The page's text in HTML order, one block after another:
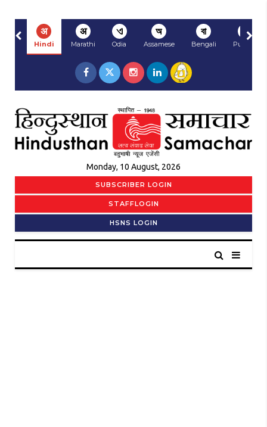
अ
Hindi
अ
Marathi
ଏ
Odia
অ
Assamese
বা
Bengali
ਅ
Punjabi
Monday, 10 August, 2026
SUBSCRIBER LOGIN
STAFFLOGIN
HSNS LOGIN